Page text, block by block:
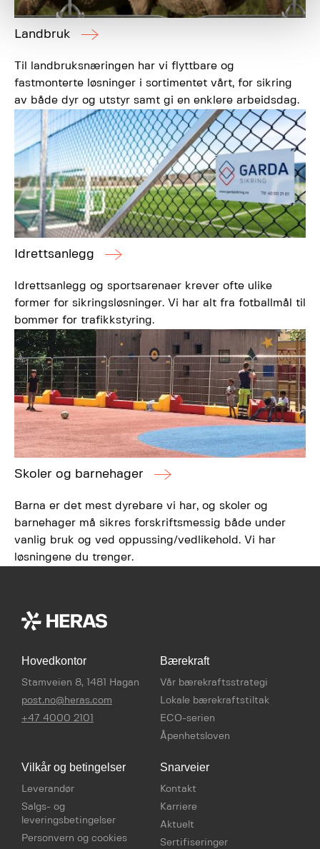
Landbruk
Til landbruksnæringen har vi flyttbare og
fastmonterte løsninger i sortimentet vårt, for sikring
av både dyr og utstyr samt gi en enklere arbeidsdag.
Idrettsanlegg
Idrettsanlegg og sportsarenaer krever ofte ulike
former for sikringsløsninger. Vi har alt fra fotballmål til
bommer for trafikkstyring.
Skoler og barnehager
Barna er det mest dyrebare vi har, og skoler og
barnehager må sikres forskriftsmessig både under
vanlig bruk og ved oppussing/vedlikehold. Vi har
løsningene du trenger.
Hovedkontor
Stamveien 8, 1481 Hagan
post.no@heras.com
+47 4000 2101
Bærekraft
Vår bærekraftsstrategi
Lokale bærekraftstiltak
ECO-serien
Åpenhetsloven
Vilkår og betingelser
Leverandør
Salgs- og
leveringsbetingelser
Personvern og cookies
Snarveier
Kontakt
Karriere
Aktuelt
Sertifiseringer